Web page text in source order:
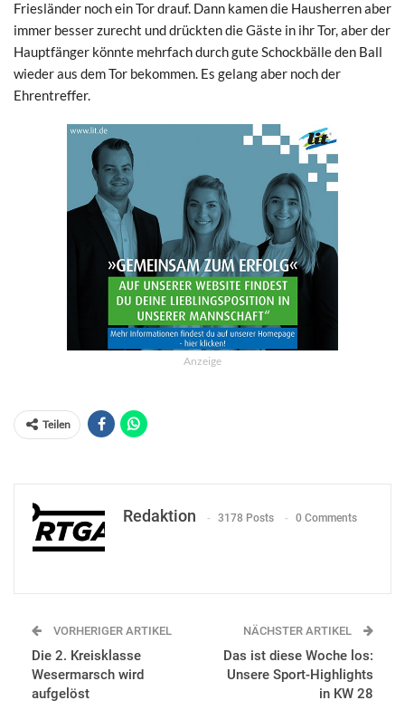
Friesländer noch ein Tor drauf. Dann kamen die Hausherren aber
immer besser zurecht und drückten die Gäste in ihr Tor, aber der
Hauptfänger könnte mehrfach durch gute Schockbälle den Ball
wieder aus dem Tor bekommen. Es gelang aber noch der
Ehrentreffer.
Anzeige
Teilen
Redaktion 3178 Posts 0 Comments
VORHERIGER ARTIKEL
Die 2. Kreisklasse
Wesermarsch wird
aufgelöst
NÄCHSTER ARTIKEL
Das ist diese Woche los:
Unsere Sport-Highlights
in KW 28